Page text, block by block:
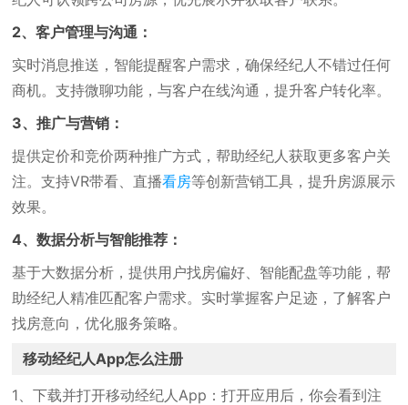
2、客户管理与沟通：
实时消息推送，智能提醒客户需求，确保经纪人不错过任何
商机。支持微聊功能，与客户在线沟通，提升客户转化率。
3、推广与营销：
提供定价和竞价两种推广方式，帮助经纪人获取更多客户关
注。支持VR带看、直播看房等创新营销工具，提升房源展示
效果。
4、数据分析与智能推荐：
基于大数据分析，提供用户找房偏好、智能配盘等功能，帮
助经纪人精准匹配客户需求。实时掌握客户足迹，了解客户
找房意向，优化服务策略。
移动经纪人App怎么注册 ‌
1、下载并打开移动经纪人App：打开应用后，你会看到注